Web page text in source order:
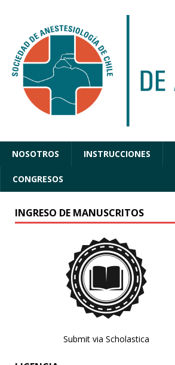
NOSOTROS INSTRUCCIONES
CONGRESOS
INGRESO DE MANUSCRITOS
Submit via Scholastica